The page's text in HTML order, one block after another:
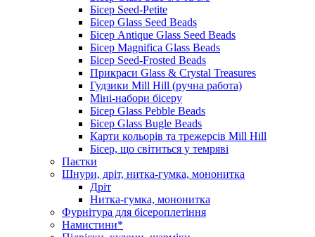
Бісер Seed-Petite
Бісер Glass Seed Beads
Бісер Antique Glass Seed Beads
Бісер Magnifica Glass Beads
Бісер Seed-Frosted Beads
Прикраси Glass & Crystal Treasures
Гудзики Mill Hill (ручна работа)
Міні-набори бісеру
Бісер Glass Pebble Beads
Бісер Glass Bugle Beads
Карти кольорів та трежерсів Mill Hill
Бісер, що світиться у темряві
Паєтки
Шнури, дріт, нитка-гумка, мононитка
Дріт
Нитка-гумка, мононитка
Фурнітура для бісероплетіння
Намистини*